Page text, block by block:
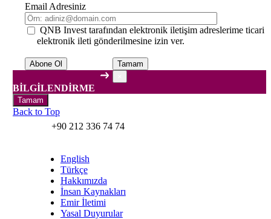
Email Adresiniz
QNB Invest tarafından elektronik iletişim adreslerime ticari
elektronik ileti gönderilmesine izin ver.
Tamam
BİLGİLENDİRME
Tamam
Back to Top
+90 212 336 74 74
English
Türkçe
Hakkımızda
İnsan Kaynakları
Emir İletimi
Yasal Duyurular